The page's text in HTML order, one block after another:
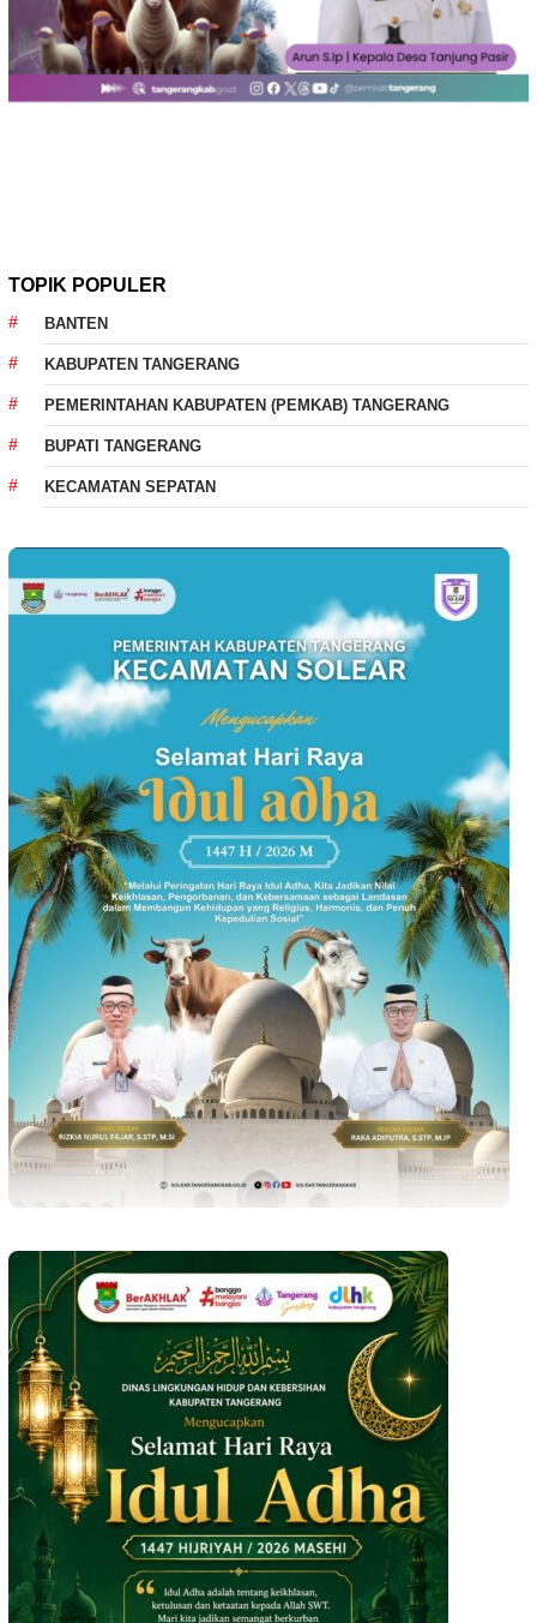
TOPIK POPULER
BANTEN
KABUPATEN TANGERANG
PEMERINTAHAN KABUPATEN (PEMKAB) TANGERANG
BUPATI TANGERANG
KECAMATAN SEPATAN